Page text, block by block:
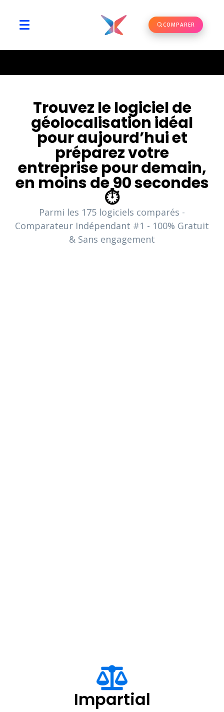
COMPARER
Trouvez le logiciel de
géolocalisation idéal
pour aujourd’hui et
préparez votre
entreprise pour demain,
en moins de 90 secondes
⏱️
Parmi les 175 logiciels comparés -
Comparateur Indépendant #1 - 100% Gratuit
& Sans engagement
Impartial